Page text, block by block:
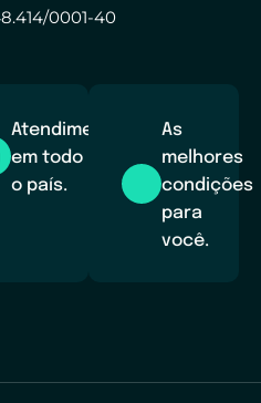
0001-40
Atendimento
em todo
o país.
As
melhores
condições
para
você.